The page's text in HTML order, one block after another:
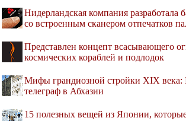
Нидерландская компания разработала
со встроенным сканером отпечатков
Представлен концепт всасывающего
космических кораблей и подлодок
Мифы грандиозной стройки XIX века:
телеграф в Абхазии
15 полезных вещей из Японии,